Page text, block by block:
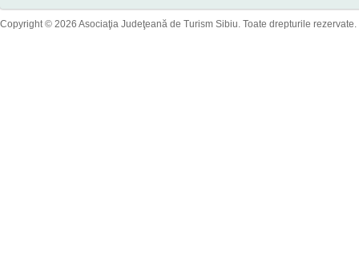
Copyright © 2026 Asociaţia Judeţeană de Turism Sibiu. Toate drepturile rezervate.